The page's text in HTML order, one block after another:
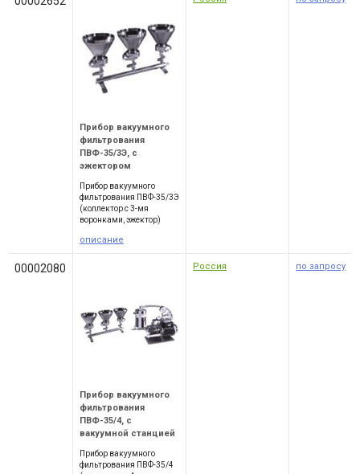
Прибор вакуумного
фильтрования
ПВФ-35/3Э, с
эжектором
Прибор вакуумного
фильтрования ПВФ-35/3Э
(коллектор с 3-мя
воронками, эжектор)
описание
00002080
Прибор вакуумного
фильтрования
ПВФ-35/4, с
вакуумной станцией
Прибор вакуумного
фильтрования ПВФ-35/4
Россия по запросу